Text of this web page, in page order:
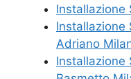
Installazione
Installazione
Adriano
Installazione